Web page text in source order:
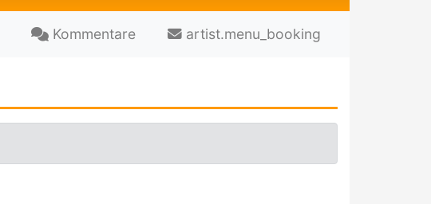
Kommentare artist.menu_booking